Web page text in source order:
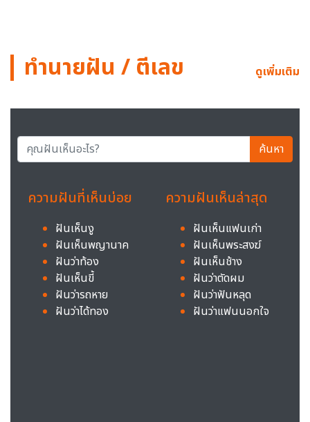
ทำนายฝัน / ตีเลข ดูเพิ่มเติม
ค้นหา
ความฝันที่เห็นบ่อย
ฝันเห็นงู
ฝันเห็นพญานาค
ฝันว่าท้อง
ฝันเห็นขี้
ฝันว่ารถหาย
ฝันว่าได้ทอง
ความฝันเห็นล่าสุด
ฝันเห็นแฟนเก่า
ฝันเห็นพระสงฆ์
ฝันเห็นช้าง
ฝันว่าตัดผม
ฝันว่าฟันหลุด
ฝันว่าแฟนนอกใจ